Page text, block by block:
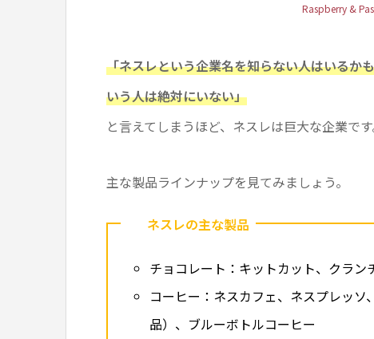
Raspberry &
「ネスレという企業名を知らない人はいるか
いう人は絶対にいない」
と言えてしまうほど、ネスレは巨大な企業です
主な製品ラインナップを見てみましょう。
ネスレの主な製品
チョコレート：キットカット、クラン
コーヒー：ネスカフェ、ネスプレッ
品）、ブルーボトルコーヒー